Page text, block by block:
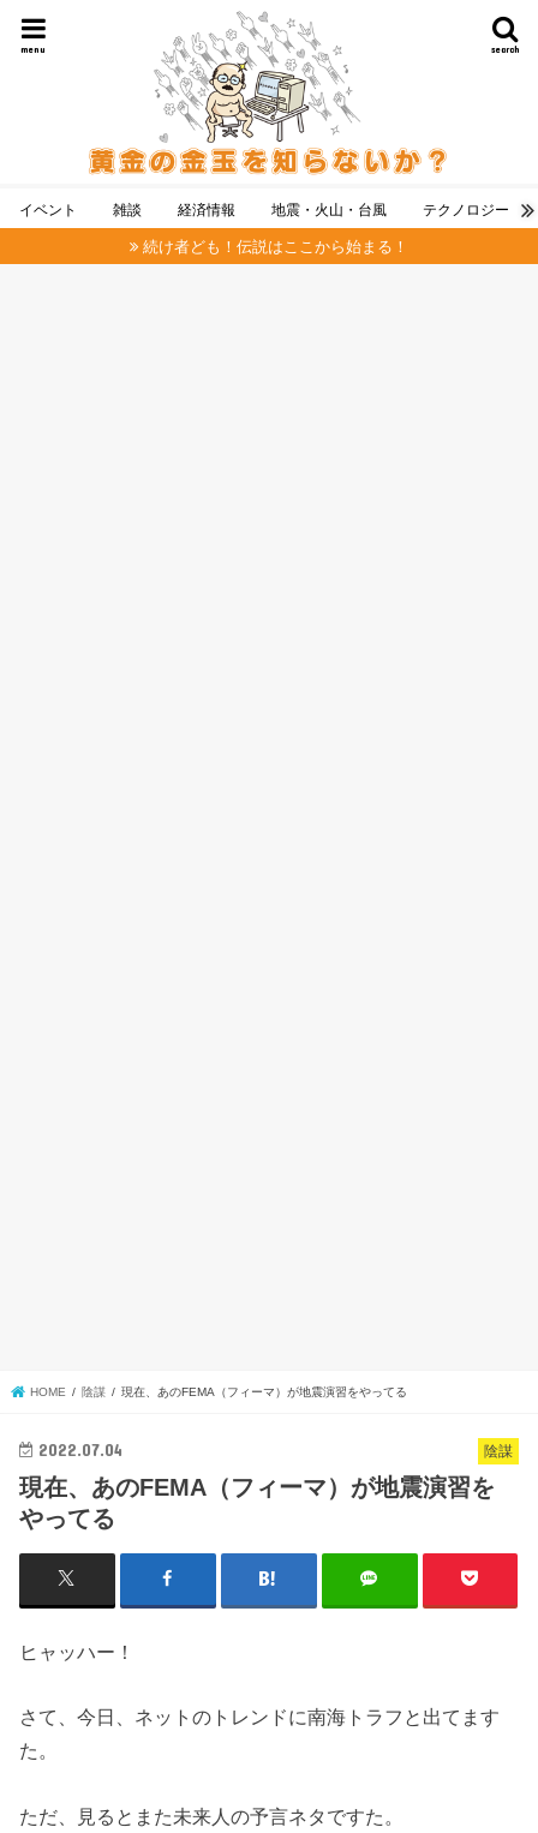
search
menu
イベント 雑談 経済情報 地震・火山・台風 テクノロジー
続け者ども！伝説はここから始まる！
HOME 陰謀 現在、あのFEMA（フィーマ）が地震演習をやってる
陰謀
2022.07.04
現在、あのFEMA（フィーマ）が地震演習を
やってる
ヒャッハー！
さて、今日、ネットのトレンドに南海トラフと出てます
た。
ただ、見るとまた未来人の予言ネタですた。